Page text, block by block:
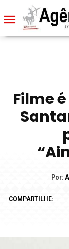
Filme
Por:
COMPARTILHE: